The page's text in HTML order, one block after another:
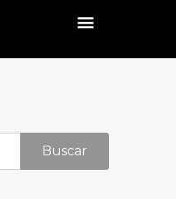
Buscar